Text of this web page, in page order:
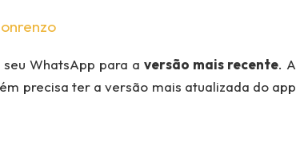
WhatsApp para a versão mais recente. A
precisa ter a versão mais atualizada do app